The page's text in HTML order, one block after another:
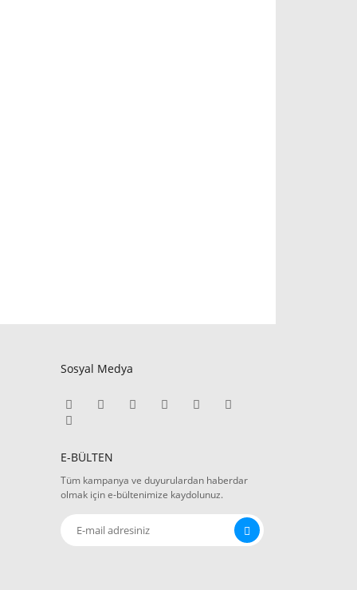
Sosyal Medya
E-BÜLTEN
Tüm kampanya ve duyurulardan haberdar
olmak için e-bültenimize kaydolunuz.